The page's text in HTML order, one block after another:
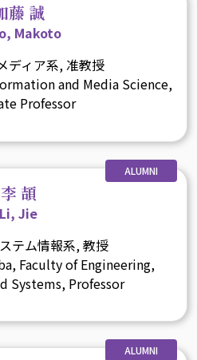
藤 誠
Makoto
ディア系, 准教授
and Media Science,
Professor
ALUMNI
李 頡
Li, Jie
テム情報系, 教授
Faculty of Engineering,
Systems, Professor
ALUMNI